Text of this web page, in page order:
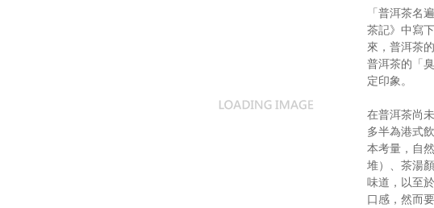
「普洱茶名
茶記》中寫
來，普洱茶
普洱茶的「
定印象。
在普洱茶尚
多半為港式
本考量，自
堆）、茶湯
味道，以至
口感，然而